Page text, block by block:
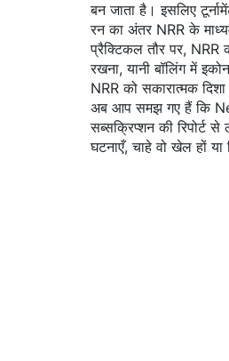
बन जाता है। इसलिए
रन का अंतर NRR के
प्रैक्टिकल तौर पर, NRR
रखना, यानी बॉलिंग में
NRR को सकारात्मक
अब आप समझ गए हैं कि
सब्सक्रिप्शन की रिपोर्ट
घटनाएँ, चाहे वो खेल हों